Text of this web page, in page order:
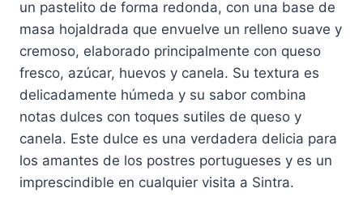
un pastelito de forma redonda, con una base de
masa hojaldrada que envuelve un relleno suave y
cremoso, elaborado principalmente con queso
fresco, azúcar, huevos y canela. Su textura es
delicadamente húmeda y su sabor combina
notas dulces con toques sutiles de queso y
canela. Este dulce es una verdadera delicia para
los amantes de los postres portugueses y es un
imprescindible en cualquier visita a Sintra.